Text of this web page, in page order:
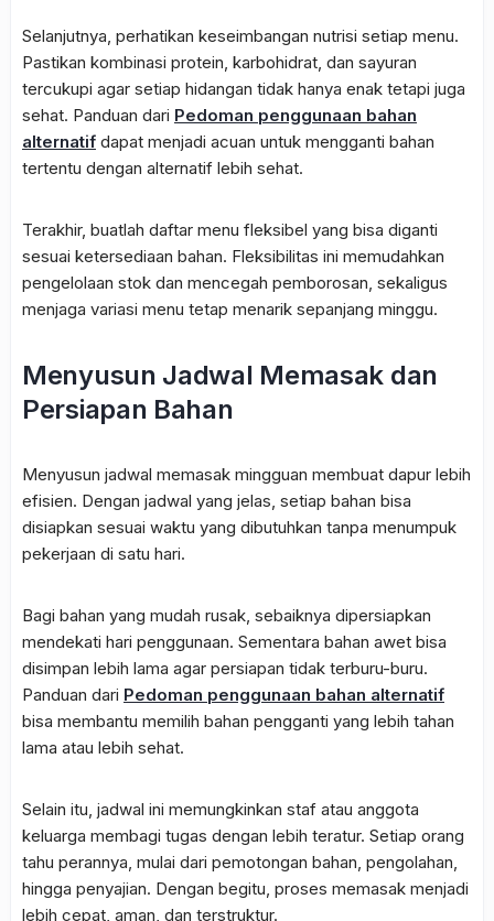
Selanjutnya, perhatikan keseimbangan nutrisi setiap menu.
Pastikan kombinasi protein, karbohidrat, dan sayuran
tercukupi agar setiap hidangan tidak hanya enak tetapi juga
sehat. Panduan dari Pedoman penggunaan bahan
alternatif dapat menjadi acuan untuk mengganti bahan
tertentu dengan alternatif lebih sehat.
Terakhir, buatlah daftar menu fleksibel yang bisa diganti
sesuai ketersediaan bahan. Fleksibilitas ini memudahkan
pengelolaan stok dan mencegah pemborosan, sekaligus
menjaga variasi menu tetap menarik sepanjang minggu.
Menyusun Jadwal Memasak dan
Persiapan Bahan
Menyusun jadwal memasak mingguan membuat dapur lebih
efisien. Dengan jadwal yang jelas, setiap bahan bisa
disiapkan sesuai waktu yang dibutuhkan tanpa menumpuk
pekerjaan di satu hari.
Bagi bahan yang mudah rusak, sebaiknya dipersiapkan
mendekati hari penggunaan. Sementara bahan awet bisa
disimpan lebih lama agar persiapan tidak terburu-buru.
Panduan dari Pedoman penggunaan bahan alternatif
bisa membantu memilih bahan pengganti yang lebih tahan
lama atau lebih sehat.
Selain itu, jadwal ini memungkinkan staf atau anggota
keluarga membagi tugas dengan lebih teratur. Setiap orang
tahu perannya, mulai dari pemotongan bahan, pengolahan,
hingga penyajian. Dengan begitu, proses memasak menjadi
lebih cepat, aman, dan terstruktur.